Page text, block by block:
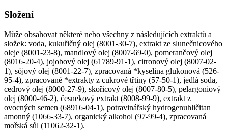
Složení
Může obsahovat některé nebo všechny z následujících extraktů a
složek: voda, kukuřičný olej (8001-30-7), extrakt ze slunečnicového
oleje (8001-23-8), mandlový olej (8007-69-0), pomerančový olej
(8016-20-4), jojobový olej (61789-91-1), citronový olej (8007-02-
1), sójový olej (8001-22-7), zpracovaná *kyselina glukonová (526-
95-4), zpracované *extrakty z cukrové třtiny (57-50-1), jedlá soda,
cedrový olej (8000-27-9), skořicový olej (8007-80-5), pelargoniový
olej (8000-46-2), česnekový extrakt (8008-99-9), extrakt z
ovocných semen (68916-04-1), potravinářský hydrogenuhličitan
amonný (1066-33-7), organický alkohol (97-99-4), zpracovaná
mořská sůl (11062-32-1).